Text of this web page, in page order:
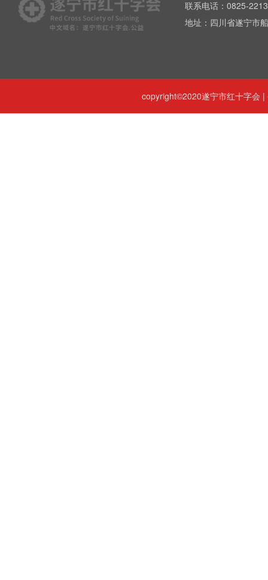
联系电话：0825-
地址：四川省遂宁市
copyright©2020遂宁市红十字会 |